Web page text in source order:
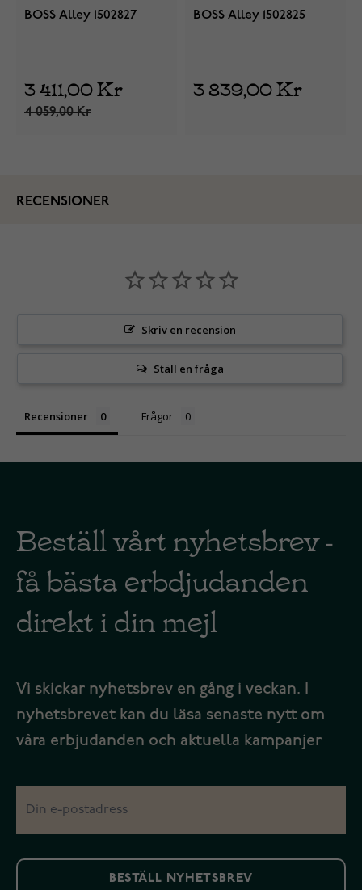
BOSS Alley 1502827
3 411,00 Kr
4 059,00 Kr
BOSS Alley 1502825
3 839,00 Kr
RECENSIONER
Skriv en recension
Ställ en fråga
Recensioner Frågor
Beställ vårt nyhetsbrev -
få bästa erbdjudanden
direkt i din mejl
Vi skickar nyhetsbrev en gång i veckan. I
nyhetsbrevet kan du läsa senaste nytt om
våra erbjudanden och aktuella kampanjer
BESTÄLL NYHETSBREV